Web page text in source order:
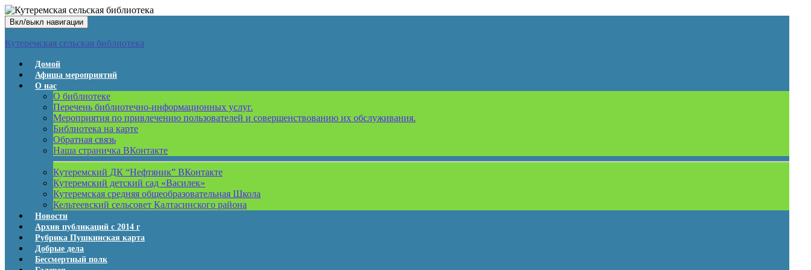
Вкл/выкл навигации
Кутеремская сельская библиотека
Домой
Афиша мероприятий
О нас
О библиотеке
Перечень библиотечно-информационных услуг.
Мероприятия по привлечению пользователей и совершенствованию их обслуживания.
Библиотека на карте
Обратная связь
Наша страничка ВКонтакте
Кутеремский ДК “Нефтяник” ВКонтакте
Кутеремский детский сад «Василек»
Кутеремская средняя общеобразовательная Школа
Кельтеевский сельсовет Калтасинского района
Новости
Архив публикаций с 2014 г
Рубрика Пушкинская карта
Добрые дела
Бессмертный полк